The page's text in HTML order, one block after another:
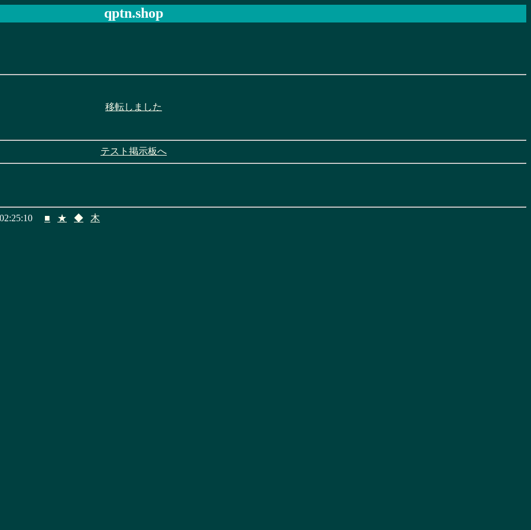
qptn.shop
移転しました
テスト掲示板へ
■ ★ ◆ 木